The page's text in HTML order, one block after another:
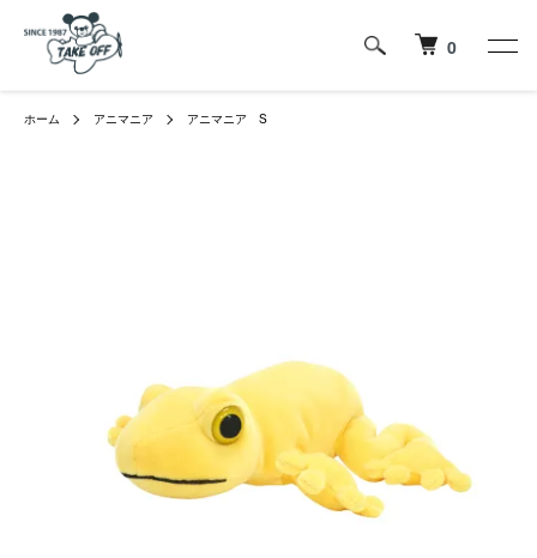
0
ホーム アニマニア アニマニア S